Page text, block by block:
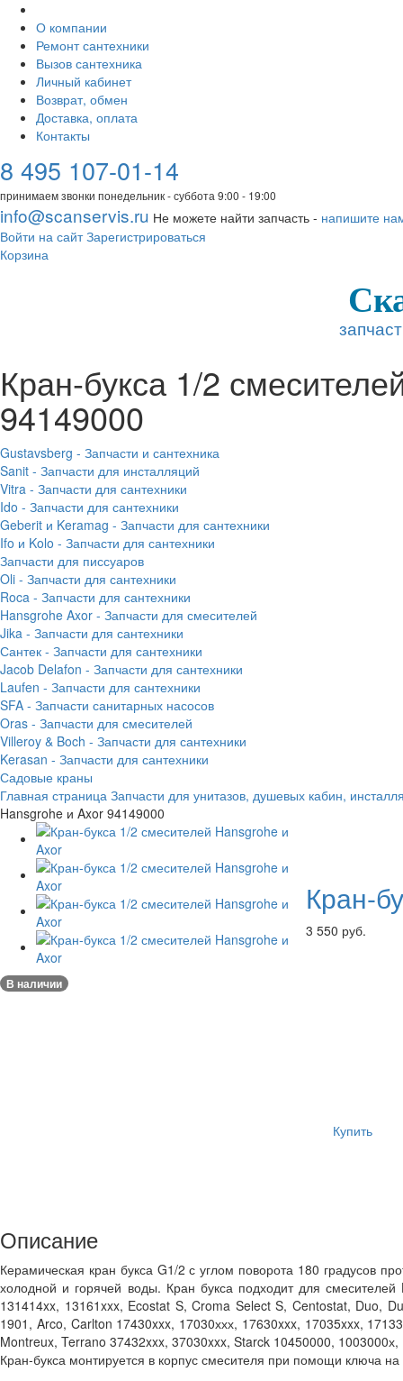
О компании
Ремонт сантехники
Вызов сантехника
Личный кабинет
Возврат, обмен
Доставка, оплата
Контакты
8 495 107-01-14
принимаем звонки понедельник - суббота 9:00 - 19:00
info@scanservis.ru Не можете найти запчасть - напишите
Войти на сайт Зарегистрироваться
Корзина
Кран-букса 1/2
94149000
Gustavsberg - Запчасти и сантехника
Sanit - Запчасти для инсталляций
Vitra - Запчасти для сантехники
Ido - Запчасти для сантехники
Geberit и Keramag - Запчасти для сантехники
Ifo и Kolo - Запчасти для сантехники
Запчасти для писсуаров
Oli - Запчасти для сантехники
Roca - Запчасти для сантехники
Hansgrohe Axor - Запчасти для смесителей
Jika - Запчасти для сантехники
Сантек - Запчасти для сантехники
Jacob Delafon - Запчасти для сантехники
Laufen - Запчасти для сантехники
SFA - Запчасти санитарных насосов
Oras - Запчасти для смесителей
Villeroy & Boch - Запчасти для сантехники
Kerasan - Запчасти для сантехники
Садовые краны
Главная страница Запчасти для унитазов, душевых кабин,
Hansgrohe и Axor 94149000
В наличии
Кран-
3 550 руб.
Купить
Описание
Керамическая кран букса G1/2 с углом поворота 180 градусов
холодной и горячей воды. Кран букса подходит для
131414xx, 13161xxx, Ecostat S, Croma Select S, Centostat, Duo,
1901, Arco, Carlton 17430xxx, 17030ххх, 17630xxx, 17035xxx,
Montreux, Terrano 37432xxx, 37030xxx, Starck 10450000,
Кран-букса монтируется в корпус смесителя при помощи ключа